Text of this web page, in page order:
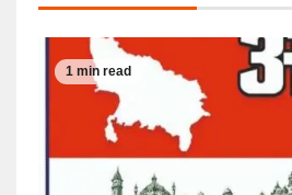
1 min read